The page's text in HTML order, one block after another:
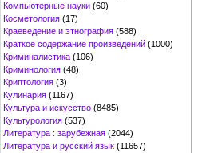
Компьютерные науки (60)
Косметология (17)
Краеведение и этнография (588)
Краткое содержание произведений (1000)
Криминалистика (106)
Криминология (48)
Криптология (3)
Кулинария (1167)
Культура и искусство (8485)
Культурология (537)
Литература : зарубежная (2044)
Литература и русский язык (11657)